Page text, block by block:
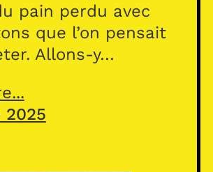
pain perdu avec
que l’on pensait
Allons-y…
2025